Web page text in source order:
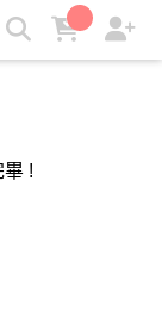
食品e購網★
!